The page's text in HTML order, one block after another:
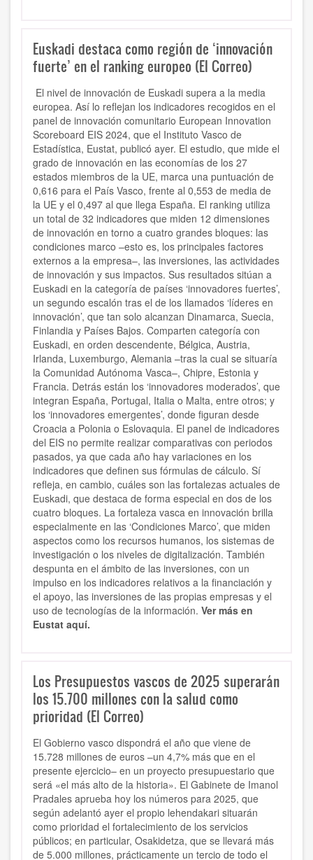
Euskadi destaca como región de ‘innovación
fuerte’ en el ranking europeo (El Correo)
El nivel de innovación de Euskadi supera a la media
europea. Así lo reflejan los indicadores recogidos en el
panel de innovación comunitario European Innovation
Scoreboard EIS 2024, que el Instituto Vasco de
Estadística, Eustat, publicó ayer. El estudio, que mide el
grado de innovación en las economías de los 27
estados miembros de la UE, marca una puntuación de
0,616 para el País Vasco, frente al 0,553 de media de
la UE y el 0,497 al que llega España. El ranking utiliza
un total de 32 indicadores que miden 12 dimensiones
de innovación en torno a cuatro grandes bloques: las
condiciones marco –esto es, los principales factores
externos a la empresa–, las inversiones, las actividades
de innovación y sus impactos. Sus resultados sitúan a
Euskadi en la categoría de países ‘innovadores fuertes’,
un segundo escalón tras el de los llamados ‘líderes en
innovación’, que tan solo alcanzan Dinamarca, Suecia,
Finlandia y Países Bajos. Comparten categoría con
Euskadi, en orden descendente, Bélgica, Austria,
Irlanda, Luxemburgo, Alemania –tras la cual se situaría
la Comunidad Autónoma Vasca–, Chipre, Estonia y
Francia. Detrás están los ‘innovadores moderados’, que
integran España, Portugal, Italia o Malta, entre otros; y
los ‘innovadores emergentes’, donde figuran desde
Croacia a Polonia o Eslovaquia. El panel de indicadores
del EIS no permite realizar comparativas con periodos
pasados, ya que cada año hay variaciones en los
indicadores que definen sus fórmulas de cálculo. Sí
refleja, en cambio, cuáles son las fortalezas actuales de
Euskadi, que destaca de forma especial en dos de los
cuatro bloques. La fortaleza vasca en innovación brilla
especialmente en las ‘Condiciones Marco’, que miden
aspectos como los recursos humanos, los sistemas de
investigación o los niveles de digitalización. También
despunta en el ámbito de las inversiones, con un
impulso en los indicadores relativos a la financiación y
el apoyo, las inversiones de las propias empresas y el
uso de tecnologías de la información. Ver más en
Eustat aquí.
Los Presupuestos vascos de 2025 superarán
los 15.700 millones con la salud como
prioridad (El Correo)
El Gobierno vasco dispondrá el año que viene de
15.728 millones de euros –un 4,7% más que en el
presente ejercicio– en un proyecto presupuestario que
será «el más alto de la historia». El Gabinete de Imanol
Pradales aprueba hoy los números para 2025, que
según adelantó ayer el propio lehendakari situarán
como prioridad el fortalecimiento de los servicios
públicos; en particular, Osakidetza, que se llevará más
de 5.000 millones, prácticamente un tercio de todo el